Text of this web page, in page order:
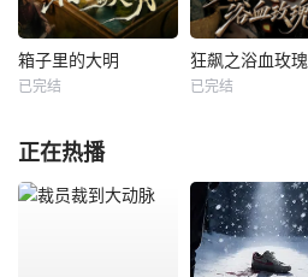
箱子里的大明
已完结
狂飙之浴血玫瑰
已完结
正在热播